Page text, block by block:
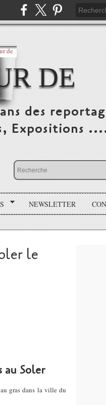
DE
des
Expositions
NEWSLETTER
le
au Soler
gras dans la ville du